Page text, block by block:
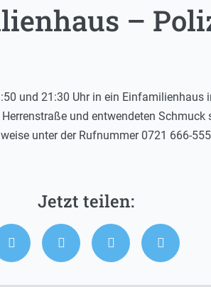
–
und 21:30 Uhr in ein Einfamilienhaus
und entwendeten
unter der Rufnummer 0721 666-